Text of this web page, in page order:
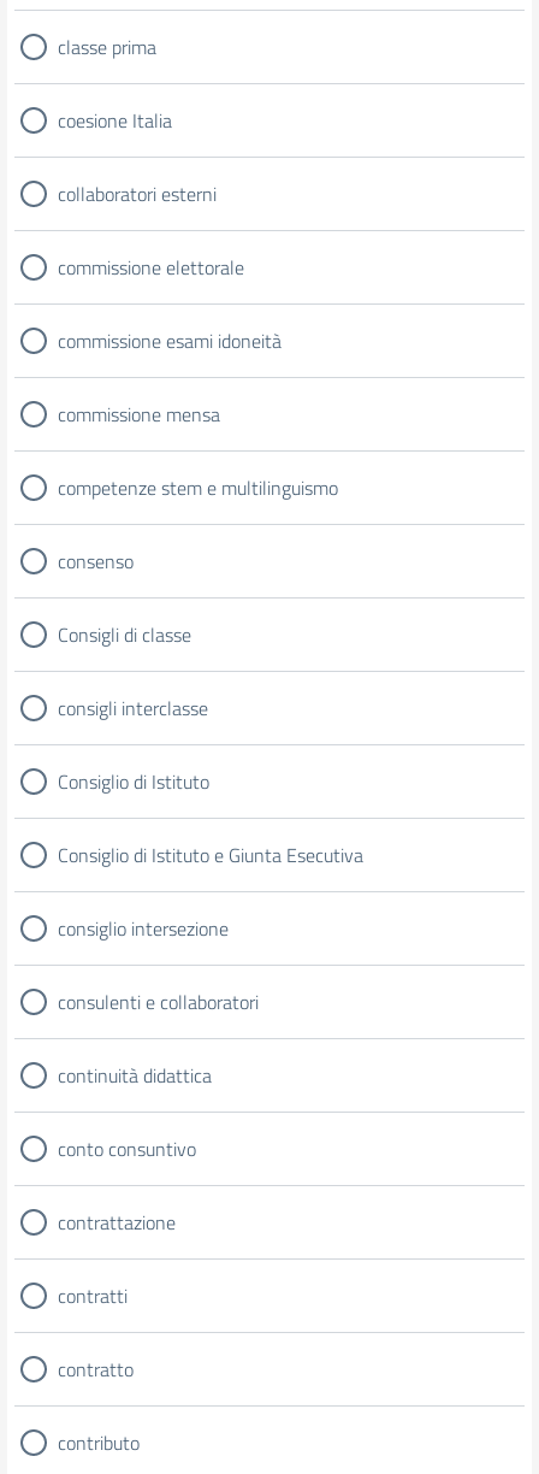
classe prima
coesione Italia
collaboratori esterni
commissione elettorale
commissione esami idoneità
commissione mensa
competenze stem e multilinguismo
consenso
Consigli di classe
consigli interclasse
Consiglio di Istituto
Consiglio di Istituto e Giunta Esecutiva
consiglio intersezione
consulenti e collaboratori
continuità didattica
conto consuntivo
contrattazione
contratti
contratto
contributo